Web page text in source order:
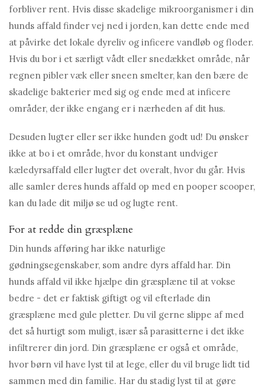
forbliver rent. Hvis disse skadelige mikroorganismer i din
hunds affald finder vej ned i jorden, kan dette ende med
at påvirke det lokale dyreliv og inficere vandløb og floder.
Hvis du bor i et særligt vådt eller snedækket område, når
regnen pibler væk eller sneen smelter, kan den bære de
skadelige bakterier med sig og ende med at inficere
områder, der ikke engang er i nærheden af ​​dit hus.
Desuden lugter eller ser ikke hunden godt ud! Du ønsker
ikke at bo i et område, hvor du konstant undviger
kæledyrsaffald eller lugter det overalt, hvor du går. Hvis
alle samler deres hunds affald op med en pooper scooper,
kan du lade dit miljø se ud og lugte rent.
For at redde din græsplæne
Din hunds afføring har ikke naturlige
gødningsegenskaber, som andre dyrs affald har. Din
hunds affald vil ikke hjælpe din græsplæne til at vokse
bedre - det er faktisk giftigt og vil efterlade din
græsplæne med gule pletter. Du vil gerne slippe af med
det så hurtigt som muligt, især så parasitterne i det ikke
infiltrerer din jord. Din græsplæne er også et område,
hvor børn vil have lyst til at lege, eller du vil bruge lidt tid
sammen med din familie. Har du stadig lyst til at gøre